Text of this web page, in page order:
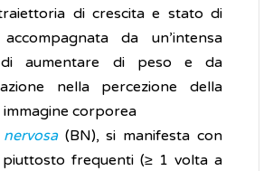
di crescita e stato di
da un’intensa
aumentare di peso e da
nella percezione della
corporea
(BN), si manifesta con
piuttosto frequenti (≥ 1 volta a